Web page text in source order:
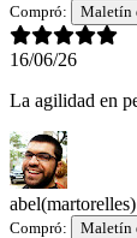
Compró: Maletín
16/06/26
La agilidad en
abel(martorelles)
Compró: Maletín